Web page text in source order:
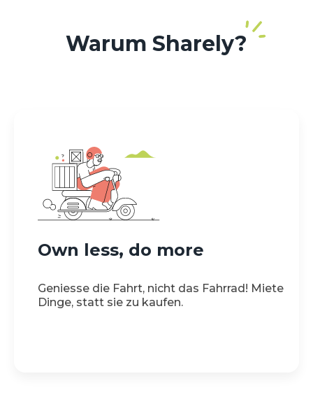
Warum Sharely?
Own less, do more
Geniesse die Fahrt, nicht das Fahrrad! Miete
Dinge, statt sie zu kaufen.